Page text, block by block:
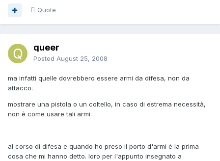
Quote
queer
Posted August 25, 2008
ma infatti quelle dovrebbero essere armi da difesa, non da
attacco.
mostrare una pistola o un coltello, in caso di estrema necessità,
non è come usare tali armi.
al corso di difesa e quando ho preso il porto d'armi è la prima
cosa che mi hanno detto. loro per l'appunto insegnato a